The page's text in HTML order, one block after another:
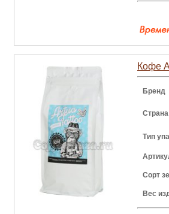
Кофе
Бренд
Тип
Сорт
Вес